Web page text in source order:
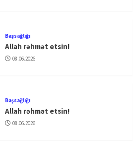
Başsağlığı
Allah rəhmət etsin!
08.06.2026
Başsağlığı
Allah rəhmət etsin!
08.06.2026